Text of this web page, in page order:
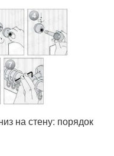
Карниз к бетонному
потолку
на стену: порядок